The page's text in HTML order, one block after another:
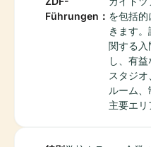
Führungen： を包括
きます
関する入
し、有益
スタジ
ルーム
主要エ